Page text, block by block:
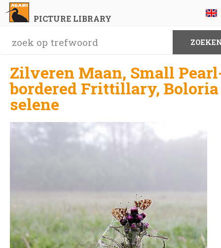
PICTURE LIBRARY
Zilveren Maan, Small
bordered Frittillary, Boloria
selene